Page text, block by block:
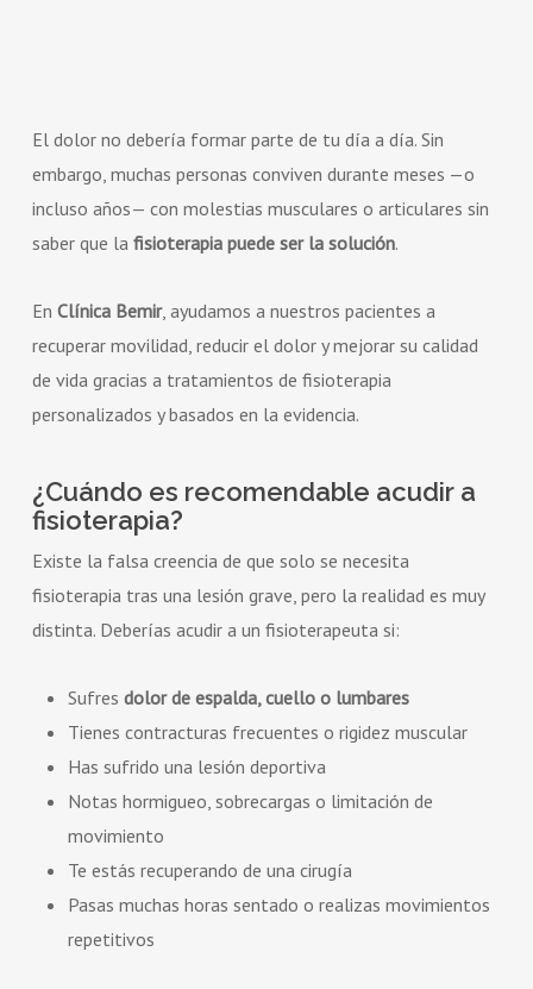
El dolor no debería formar parte de tu día a día. Sin
embargo, muchas personas conviven durante meses —o
incluso años— con molestias musculares o articulares sin
saber que la fisioterapia puede ser la solución.
En Clínica Bemir, ayudamos a nuestros pacientes a
recuperar movilidad, reducir el dolor y mejorar su calidad
de vida gracias a tratamientos de fisioterapia
personalizados y basados en la evidencia.
¿Cuándo es recomendable acudir a
fisioterapia?
Existe la falsa creencia de que solo se necesita
fisioterapia tras una lesión grave, pero la realidad es muy
distinta. Deberías acudir a un fisioterapeuta si:
Sufres dolor de espalda, cuello o lumbares
Tienes contracturas frecuentes o rigidez muscular
Has sufrido una lesión deportiva
Notas hormigueo, sobrecargas o limitación de
movimiento
Te estás recuperando de una cirugía
Pasas muchas horas sentado o realizas movimientos
repetitivos